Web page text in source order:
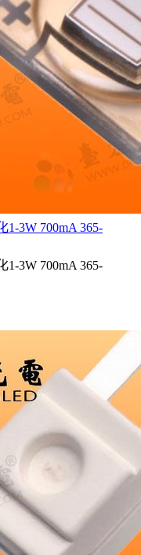
1-3W 700mA 365-
1-3W 700mA 365-